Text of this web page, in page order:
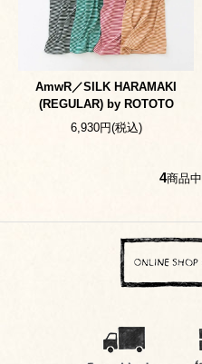
AmwR／SILK HARAMAKI
(REGULAR) by ROTOTO
6,930円(税込)
4商品中